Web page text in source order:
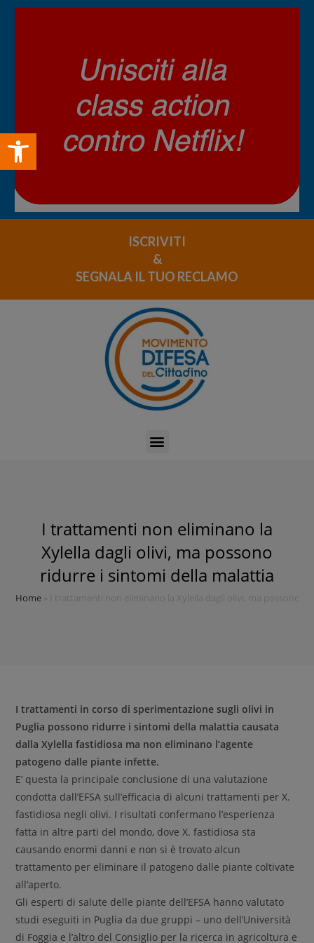
Open toolbar
ISCRIVITI
&
SEGNALA IL TUO RECLAMO
I trattamenti non eliminano la
Xylella dagli olivi, ma possono
ridurre i sintomi della malattia
Home I trattamenti non eliminano la Xylella dagli olivi, ma possono
I trattamenti in corso di sperimentazione sugli olivi in
Puglia possono ridurre i sintomi della malattia causata
dalla Xylella fastidiosa ma non eliminano l’agente
patogeno dalle piante infette.
E’ questa la principale conclusione di una valutazione
condotta dall’EFSA sull’efficacia di alcuni trattamenti per X.
fastidiosa negli olivi. I risultati confermano l’esperienza
fatta in altre parti del mondo, dove X. fastidiosa sta
causando enormi danni e non si è trovato alcun
trattamento per eliminare il patogeno dalle piante coltivate
all’aperto.
Gli esperti di salute delle piante dell’EFSA hanno valutato
studi eseguiti in Puglia da due gruppi – uno dell’Università
di Foggia e l’altro del Consiglio per la ricerca in agricoltura e